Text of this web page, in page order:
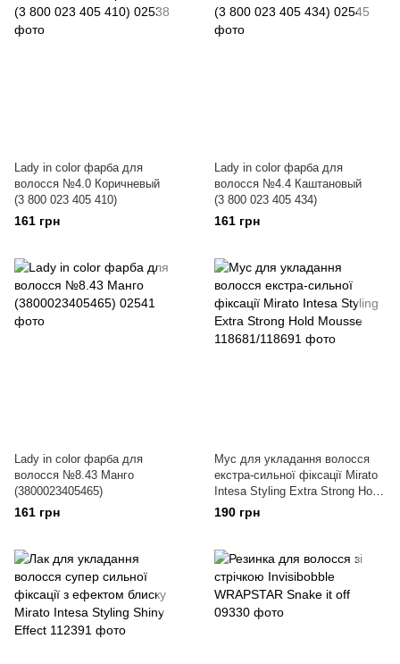
Lady in color фарба для
волосся №4.0 Коричневый
(3 800 023 405 410)
161 грн
Lady in color фарба для
волосся №4.4 Каштановый
(3 800 023 405 434)
161 грн
Lady in color фарба для
волосся №8.43 Манго
(3800023405465)
161 грн
Мус для укладання волосся
екстра-сильної фіксації Mirato
Intesa Styling Extra Strong Hold
Mousse
190 грн